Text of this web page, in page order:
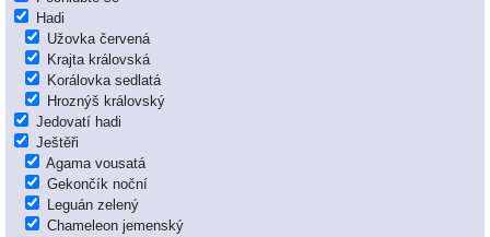
Hadi
Užovka červená
Krajta královská
Korálovka sedlatá
Hroznýš královský
Jedovatí hadi
Ještěři
Agama vousatá
Gekončík noční
Leguán zelený
Chameleon jemenský